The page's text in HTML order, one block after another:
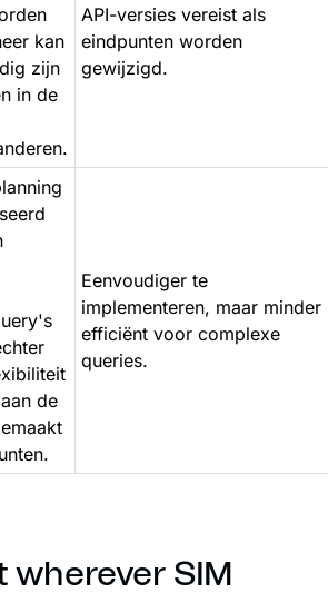
kan
zijn
in de
API-versies vereist als
eindpunten worden
gewijzigd.
de
Eenvoudiger te
implementeren, maar minder
efficiënt voor complexe
queries.
wherever SIM